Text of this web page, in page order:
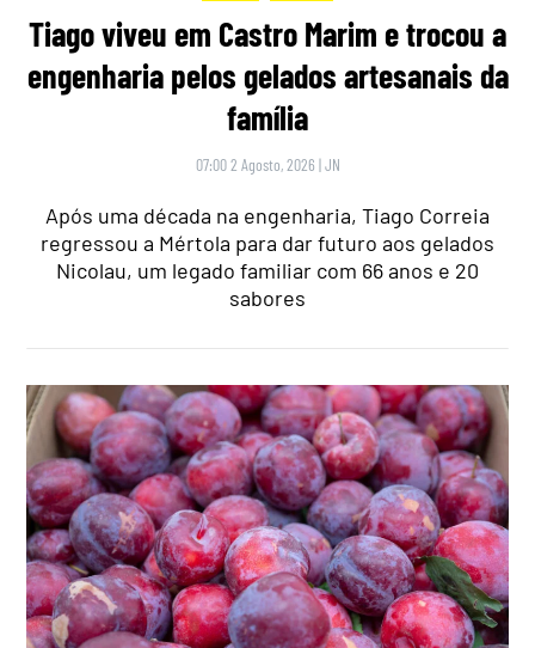
Tiago viveu em Castro Marim e trocou a
engenharia pelos gelados artesanais da
família
07:00 2 Agosto, 2026 |JN
Após uma década na engenharia, Tiago Correia
regressou a Mértola para dar futuro aos gelados
Nicolau, um legado familiar com 66 anos e 20
sabores